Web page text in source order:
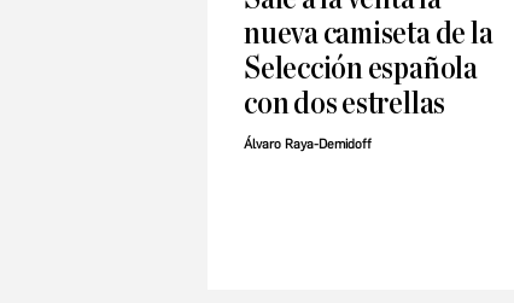
nueva camiseta de la
Selección española
con dos estrellas
Álvaro Raya-Demidoff